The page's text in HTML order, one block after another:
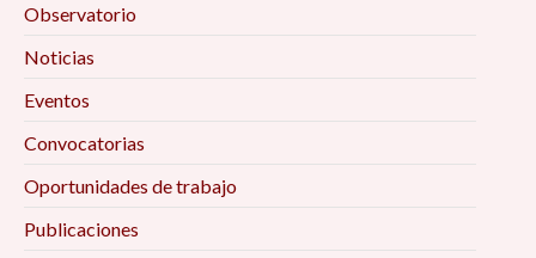
Observatorio
Noticias
Eventos
Convocatorias
Oportunidades de trabajo
Publicaciones